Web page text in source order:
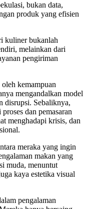
bukan data,
produk yang efisien
kuliner bukanlah
melainkan dari
pengiriman
kemampuan
mengandalkan model
disrupsi. Sebaliknya,
dan pemasaran
menghadapi krisis, dan
meraka yang ingin
makan yang
muda, menuntut
kaya estetika visual
pengalaman